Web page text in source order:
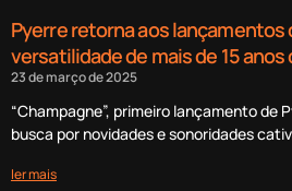
Pyerre retorna aos
versatilidade de mais de 15 anos
23 de março de 2025
“Champagne”, primeiro lançamento de
busca por novidades e sonoridades
ler mais